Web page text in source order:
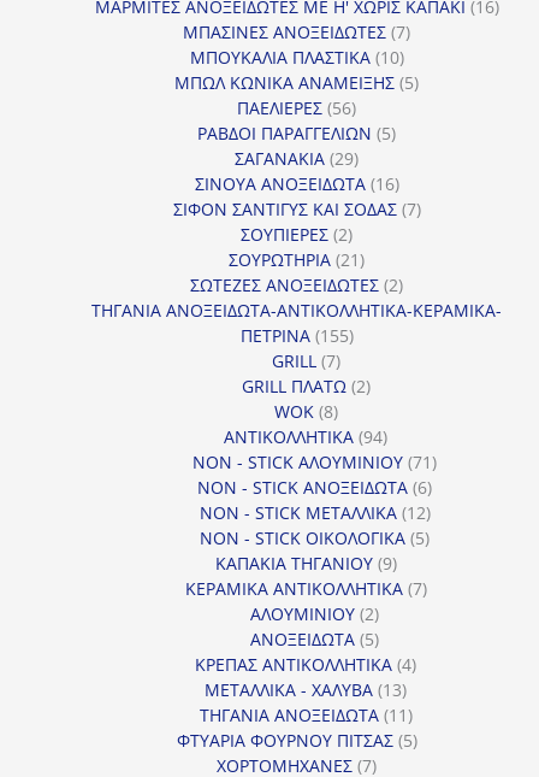
προϊόντα
ΜΑΡΜΙΤΕΣ ΑΝΟΞΕΙΔΩΤΕΣ ΜΕ Η' ΧΩΡΙΣ ΚΑΠΑΚΙ 1616
ΜΠΑΣΙΝΕΣ ΑΝΟΞΕΙΔΩΤΕΣ 77
ΜΠΟΥΚΑΛΙΑ ΠΛΑΣΤΙΚΑ 1010
προϊόντα
ΜΠΩΛ ΚΩΝΙΚΑ ΑΝΑΜΕΙΞΗΣ 55
ΠΑΕΛΙΕΡΕΣ 5656
προϊόντα
ΡΑΒΔΟΙ ΠΑΡΑΓΓΕΛΙΩΝ 55
ΣΑΓΑΝΑΚΙΑ 2929
προϊόντα
ΣΙΝΟΥΑ ΑΝΟΞΕΙΔΩΤΑ 1616
προϊόντα
ΣΙΦΟΝ ΣΑΝΤΙΓΥΣ ΚΑΙ ΣΟΔΑΣ 77
ΣΟΥΠΙΕΡΕΣ 22
προϊόντα
ΣΟΥΡΩΤΗΡΙΑ 2121
προϊόντα
ΣΩΤΕΖΕΣ ΑΝΟΞΕΙΔΩΤΕΣ 22
προϊόντα
ΤΗΓΑΝΙΑ ΑΝΟΞΕΙΔΩΤΑ-ΑΝΤΙΚΟΛΛΗΤΙΚΑ-ΚΕΡΑΜΙΚΑ-
ΠΕΤΡΙΝΑ 155155
GRILL 77
προϊόντα
GRILL ΠΛΑΤΩ 22
WOK 88
προϊόντα
ΑΝΤΙΚΟΛΛΗΤΙΚΑ 9494
προϊόντα
NON - STICK ΑΛΟΥΜΙΝΙΟΥ 7171
προϊόντα
NON - STICK ΑΝΟΞΕΙΔΩΤΑ 66
προϊόντα
NON - STICK ΜΕΤΑΛΛΙΚΑ 1212
προϊόντα
NON - STICK ΟΙΚΟΛΟΓΙΚΑ 55
ΚΑΠΑΚΙΑ ΤΗΓΑΝΙΟΥ 99
προϊόντα
ΚΕΡΑΜΙΚΑ ΑΝΤΙΚΟΛΛΗΤΙΚΑ 77
ΑΛΟΥΜΙΝΙΟΥ 22
προϊόντα
ΑΝΟΞΕΙΔΩΤΑ 55
προϊόντα
ΚΡΕΠΑΣ ΑΝΤΙΚΟΛΛΗΤΙΚΑ 44
ΜΕΤΑΛΛΙΚΑ - ΧΑΛΥΒΑ 1313
προϊόντα
ΤΗΓΑΝΙΑ ΑΝΟΞΕΙΔΩΤΑ 1111
προϊόντα
ΦΤΥΑΡΙΑ ΦΟΥΡΝΟΥ ΠΙΤΣΑΣ 55
ΧΟΡΤΟΜΗΧΑΝΕΣ 77